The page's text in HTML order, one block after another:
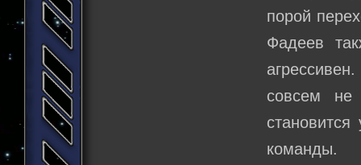
порой
Фадеев
совсем не
команды.